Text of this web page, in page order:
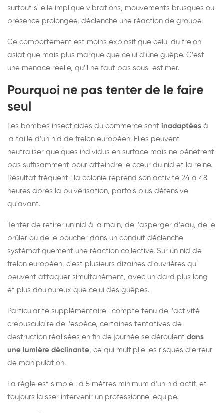
surtout si elle implique vibrations, mouvements brusques ou
présence prolongée, déclenche une réaction de groupe.
Ce comportement est moins explosif que celui du frelon
asiatique mais plus marqué que celui d'une guêpe. C'est
une menace réelle, qu'il ne faut pas sous-estimer.
Pourquoi ne pas tenter de le faire
seul
Les bombes insecticides du commerce sont inadaptées à
la taille d'un nid de frelon européen. Elles peuvent
neutraliser quelques individus en surface mais ne pénètrent
pas suffisamment pour atteindre le cœur du nid et la reine.
Résultat fréquent : la colonie reprend son activité 24 à 48
heures après la pulvérisation, parfois plus défensive
qu'avant.
Tenter de retirer un nid à la main, de l'asperger d'eau, de le
brûler ou de le boucher dans un conduit déclenche
systématiquement une réaction collective. Sur un nid de
frelon européen, c'est plusieurs dizaines d'ouvrières qui
peuvent attaquer simultanément, avec un dard plus long
et plus douloureux que celui des guêpes.
Particularité supplémentaire : compte tenu de l'activité
crépusculaire de l'espèce, certaines tentatives de
destruction réalisées en fin de journée se déroulent dans
une lumière déclinante, ce qui multiplie les risques d'erreur
de manipulation.
La règle est simple : à 5 mètres minimum d'un nid actif, et
toujours laisser intervenir un professionnel équipé.